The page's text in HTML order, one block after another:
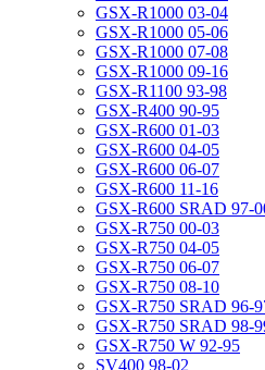
GSX-R1000 03-04
GSX-R1000 05-06
GSX-R1000 07-08
GSX-R1000 09-16
GSX-R1100 93-98
GSX-R400 90-95
GSX-R600 01-03
GSX-R600 04-05
GSX-R600 06-07
GSX-R600 11-16
GSX-R600 SRAD 97-
GSX-R750 00-03
GSX-R750 04-05
GSX-R750 06-07
GSX-R750 08-10
GSX-R750 SRAD 96-
GSX-R750 SRAD 98-
GSX-R750 W 92-95
SV400 98-02